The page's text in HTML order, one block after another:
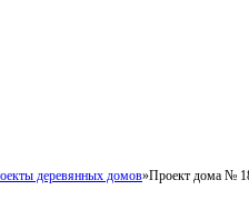
деревянных домов»Проект дома №